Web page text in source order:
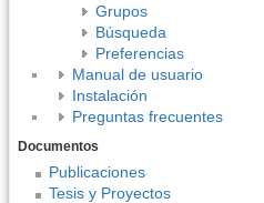
Grupos
Búsqueda
Preferencias
Manual de usuario
Instalación
Preguntas frecuentes
Documentos
Publicaciones
Tesis y Proyectos